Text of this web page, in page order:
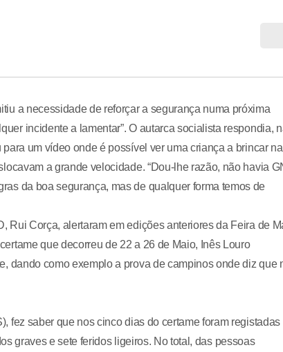
a necessidade de reforçar a segurança numa próxima
incidente a lamentar”. O autarca socialista respondia,
um vídeo onde é possível ver uma criança a brincar na
a grande velocidade. “Dou-lhe razão, não havia
da boa segurança, mas de qualquer forma temos de
Rui Corça, alertaram em edições anteriores da Feira de
que decorreu de 22 a 26 de Maio, Inês Louro
dando como exemplo a prova de campinos onde diz que
fez saber que nos cinco dias do certame foram registadas
graves e sete feridos ligeiros. No total, das pessoas